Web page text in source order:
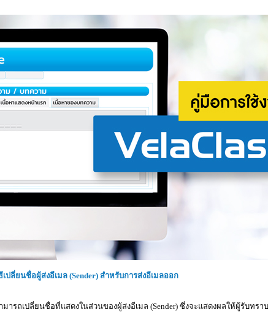
เปลี่ยนชื่อผู้ส่งอีเมล (Sender) สำหรับการส่งอีเมลออก
มารถเปลี่ยนชื่อที่แสดงในส่วนของผู้ส่งอีเมล (Sender) ซึ่งจะแสดงผลให้ผู้รับทร